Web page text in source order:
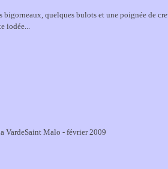
quelques bulots et une poignée de
iodée...
VardeSaint Malo - février 2009